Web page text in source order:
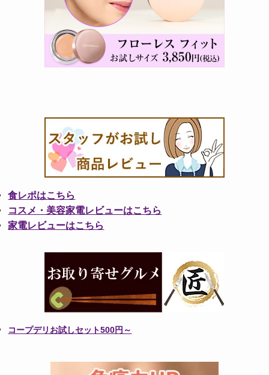
食レポはこちら
コスメ・美容家電レビューはこちら
家電レビューはこちら
コープデリお試しセット500円～